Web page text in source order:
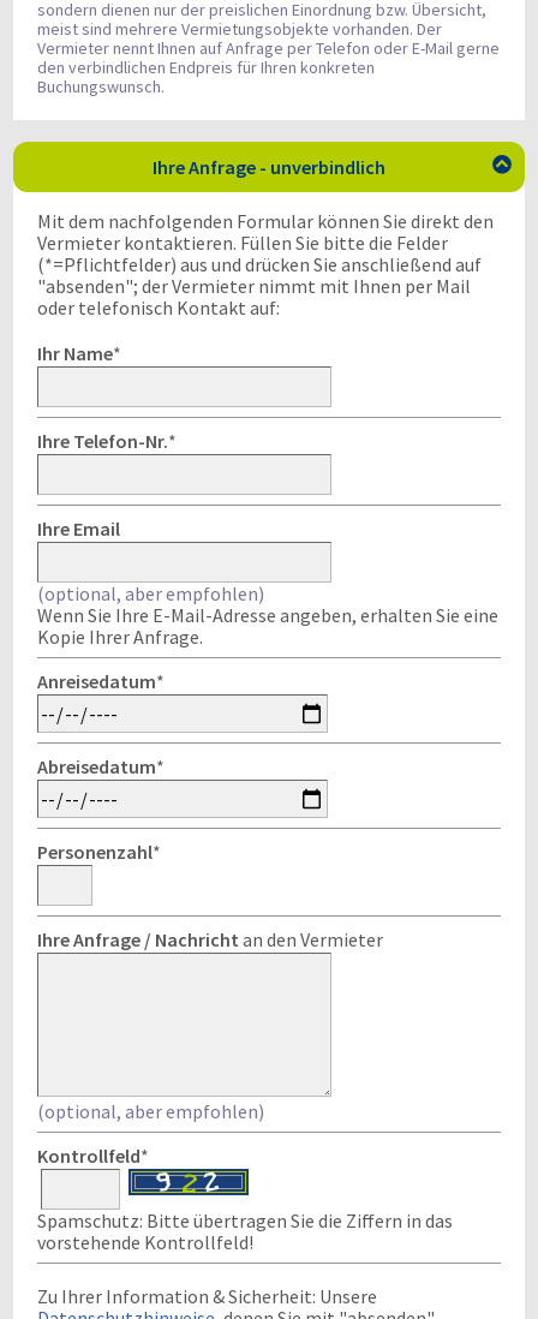
sondern dienen nur der preislichen Einordnung bzw. Übersicht,
meist sind mehrere Vermietungsobjekte vorhanden. Der
Vermieter nennt Ihnen auf Anfrage per Telefon oder E-Mail gerne
den verbindlichen Endpreis für Ihren konkreten
Buchungswunsch.
Ihre Anfrage - unverbindlich 
Mit dem nachfolgenden Formular können Sie direkt den
Vermieter kontaktieren. Füllen Sie bitte die Felder
(*=Pflichtfelder) aus und drücken Sie anschließend auf
"absenden"; der Vermieter nimmt mit Ihnen per Mail
oder telefonisch Kontakt auf:
Ihr Name*
Ihre Telefon-Nr.*
Ihre Email
(optional, aber empfohlen)
Wenn Sie Ihre E-Mail-Adresse angeben, erhalten Sie eine
Kopie Ihrer Anfrage.
Anreisedatum*
Abreisedatum*
Personenzahl*
Ihre Anfrage / Nachricht an den Vermieter
(optional, aber empfohlen)
Kontrollfeld*
Spamschutz: Bitte übertragen Sie die Ziffern in das
vorstehende Kontrollfeld!
Zu Ihrer Information & Sicherheit: Unsere